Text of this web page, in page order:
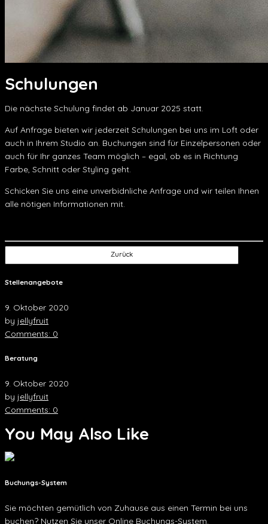
Schulungen
Die nächste Schulung findet ab Januar 2025 statt.
Auf Anfrage bieten wir jederzeit Schulungen bei uns im Loft oder
auch in Ihrem Studio an. Buchungen sind für Einzelpersonen oder
auch für Ihr ganzes Team möglich – egal, ob es in Richtung
Farbe, Schnitt oder Styling geht.
Schicken Sie uns eine unverbidnliche Anfrage und wir teilen Ihnen
alle nötigen Informationen mit.
Zurück
Stellenangebote
9. Oktober 2020
by jellyfruit
Comments: 0
Beratung
9. Oktober 2020
by jellyfruit
Comments: 0
You May Also Like
Buchungs-System
Sie möchten gemütlich von Zuhause aus einen Termin bei uns
buchen? Nutzen Sie unser Online Buchungs-System.